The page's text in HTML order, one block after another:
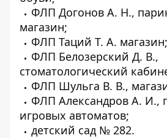
ФЛП Догонов А. Н.,
магазин;
ФЛП Таций Т. А. магазин;
ФЛП Белозерский Д. В.,
стоматологический
ФЛП Шульга В. В.,
ФЛП Александров А. И.,
игровых автоматов;
детский сад № 282.